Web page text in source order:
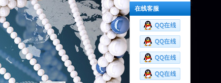
在线客服